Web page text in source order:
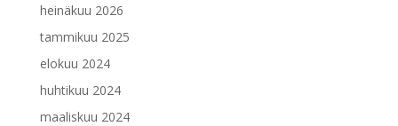
heinäkuu 2026
tammikuu 2025
elokuu 2024
huhtikuu 2024
maaliskuu 2024